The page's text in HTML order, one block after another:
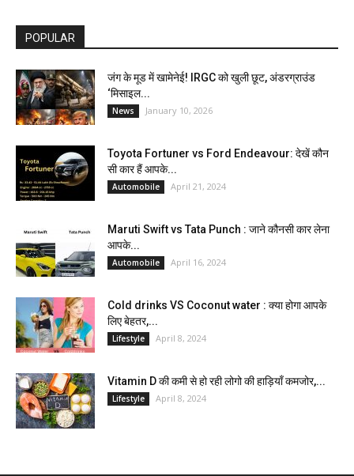
POPULAR
जंग के मूड में खामेनेई! IRGC को खुली छूट, अंडरग्राउंड
‘मिसाइल...
News January 10, 2026
Toyota Fortuner vs Ford Endeavour: देखें कौन
सी कार हैं आपके...
Automobile April 21, 2024
Maruti Swift vs Tata Punch : जाने कौनसी कार लेना
आपके...
Automobile April 16, 2024
Cold drinks VS Coconut water : क्या होगा आपके
लिए बेहतर,...
Lifestyle April 8, 2024
Vitamin D की कमी से हो रही लोगो की हाड़ियाँ कमजोर,...
Lifestyle April 8, 2024